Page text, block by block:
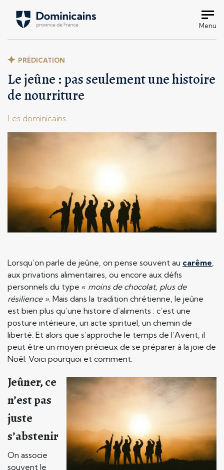
Menu
PRÉDICATION
Le jeûne : pas seulement une histoire
de nourriture
Les dominicains
Lorsqu’on parle de jeûne, on pense souvent au carême,
aux privations alimentaires, ou encore aux défis
personnels du type « moins de chocolat, plus de
résilience ». Mais dans la tradition chrétienne, le jeûne
est bien plus qu’une histoire d’aliments : c’est une
posture intérieure, un acte spirituel, un chemin de
liberté. Et alors que s’approche le temps de l’Avent, il
peut être un moyen précieux de se préparer à la joie de
Noël. Voici pourquoi et comment.
Jeûner, ce
n’est pas
juste
s’abstenir
On associe
souvent le